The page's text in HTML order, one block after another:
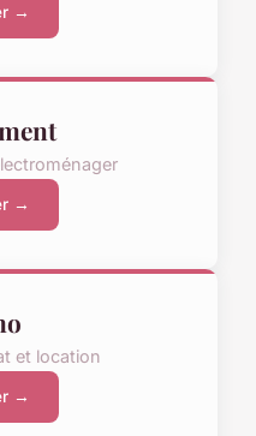
→
→
et location
→